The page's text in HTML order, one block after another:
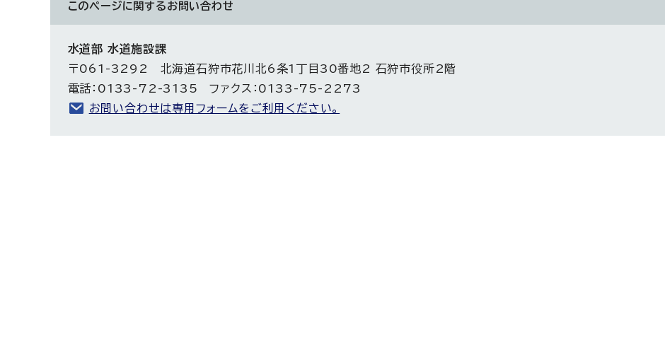
このページに関する お問い合わせ
水道部 水道施設課
〒061-3292 北海道石狩市花川北6条1丁目30番地2 石狩市役所2階
電話：0133-72-3135 ファクス：0133-75-2273
お問い合わせは専用フォームをご利用ください。